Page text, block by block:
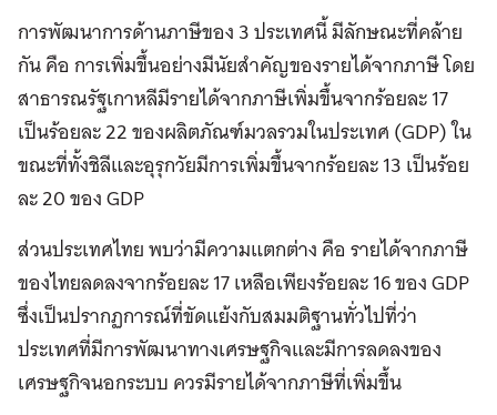
การพัฒนาการด้านภาษีของ 3 ประเทศนี้ มีลักษณะที่คล้าย
กัน คือ การเพิ่มขึ้นอย่างมีนัยสำคัญของรายได้จากภาษี โดย
สาธารณรัฐเกาหลีมีรายได้จากภาษีเพิ่มขึ้นจากร้อยละ 17
เป็นร้อยละ 22 ของผลิตภัณฑ์มวลรวมในประเทศ (GDP) ใน
ขณะที่ทั้งชิลีและอุรุกวัยมีการเพิ่มขึ้นจากร้อยละ 13 เป็นร้อย
ละ 20 ของ GDP
ส่วนประเทศไทย พบว่ามีความแตกต่าง คือ รายได้จากภาษี
ของไทยลดลงจากร้อยละ 17 เหลือเพียงร้อยละ 16 ของ GDP
ซึ่งเป็นปรากฏการณ์ที่ขัดแย้งกับสมมติฐานทั่วไปที่ว่า
ประเทศที่มีการพัฒนาทางเศรษฐกิจและมีการลดลงของ
เศรษฐกิจนอกระบบ ควรมีรายได้จากภาษีที่เพิ่มขึ้น